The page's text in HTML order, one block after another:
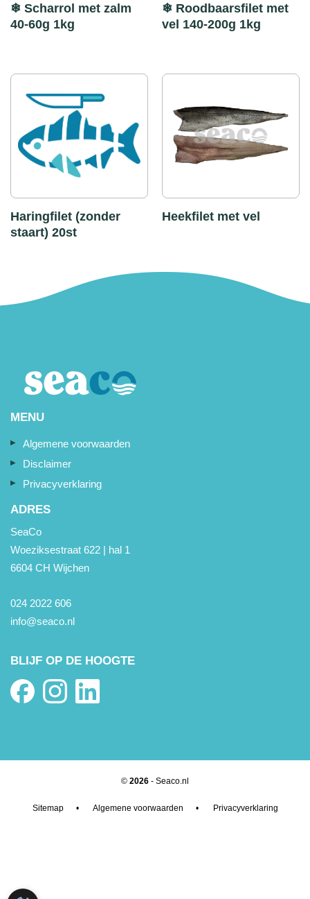
❄ Scharrol met zalm
40-60g 1kg
❄ Roodbaarsfilet met
vel 140-200g 1kg
Haringfilet (zonder
staart) 20st
Heekfilet met vel
MENU
Algemene voorwaarden
Disclaimer
Privacyverklaring
ADRES
SeaCo
Woeziksestraat 622 | hal 1
6604 CH Wijchen
024 2022 606
info@seaco.nl
BLIJF OP DE HOOGTE
© 2026 - Seaco.nl
Sitemap• Algemene voorwaarden • Privacyverklaring